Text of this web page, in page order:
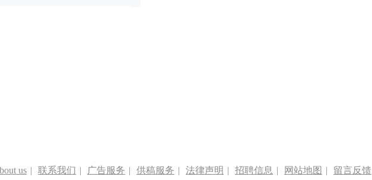
us | 联系我们 | 广告服务 | 供稿服务 | 法律声明 | 招聘信息 | 网站地图 | 留言反馈